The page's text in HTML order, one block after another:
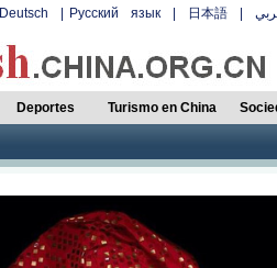
Deutsch Русский язык 日本語
Deportes Turismo en China